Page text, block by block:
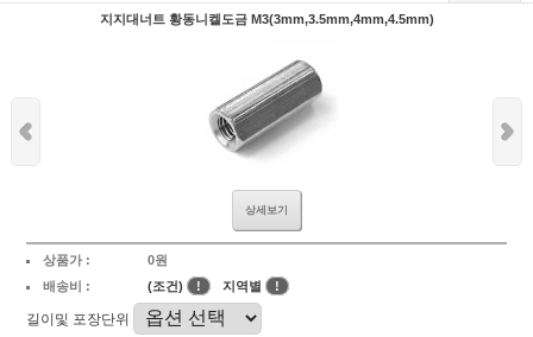
지지대너트 황동니켈도금 M3(3mm,3.5mm,4mm,4.5mm)
상세보기
상품가 :
0원
배송비 :
(조건) ! 지역별 !
길이및 포장단위